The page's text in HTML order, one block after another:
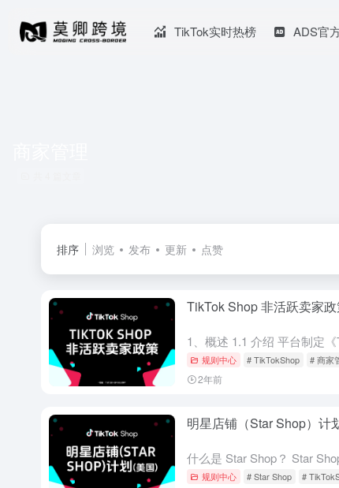
TikTok实时热榜 ADS官
排序 浏览 发布 更新 点赞
TikTok Shop 非活跃卖家
规则中心 # TikTokShop # 商家
2年前
明星店铺（Star Shop）计
规则中心 # Star Shop #